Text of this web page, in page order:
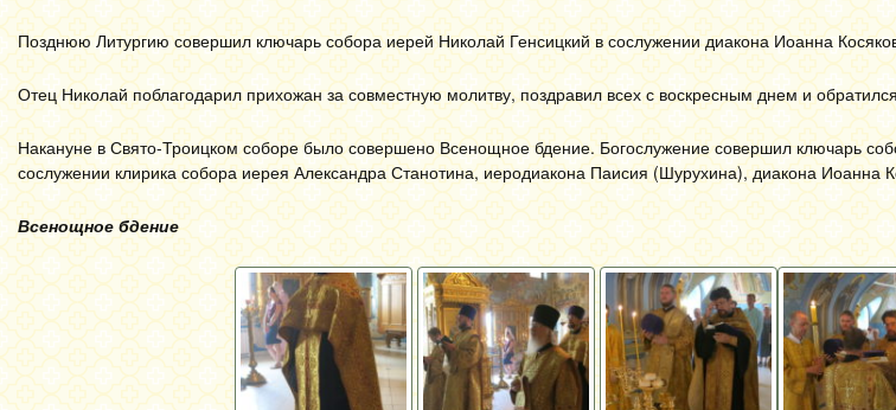
Позднюю Литургию совершил ключарь собора иерей Николай Генсицкий в сослужении диакона Иоанна
Отец Николай поблагодарил прихожан за совместную молитву, поздравил всех с воскресным днем и
Накануне в Свято-Троицком соборе было совершено Всенощное бдение. Богослужение совершил ключарь
сослужении клирика собора иерея Александра Станотина, иеродиакона Паисия (Шурухина), диакона Иоанна
Всенощное бдение